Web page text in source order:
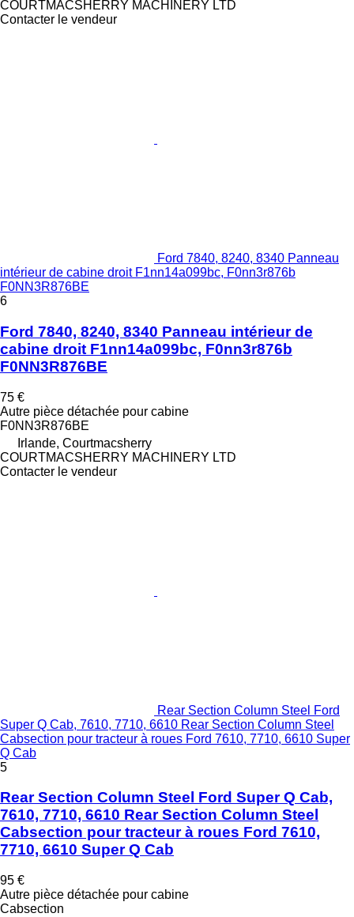
COURTMACSHERRY MACHINERY LTD
Contacter le vendeur
Ford 7840, 8240, 8340 Panneau
intérieur de cabine droit F1nn14a099bc, F0nn3r876b
F0NN3R876BE
6
Ford 7840, 8240, 8340 Panneau intérieur de
cabine droit F1nn14a099bc, F0nn3r876b
F0NN3R876BE
75 €
Autre pièce détachée pour cabine
F0NN3R876BE
Irlande, Courtmacsherry
COURTMACSHERRY MACHINERY LTD
Contacter le vendeur
Rear Section Column Steel Ford
Super Q Cab, 7610, 7710, 6610 Rear Section Column Steel
Cabsection pour tracteur à roues Ford 7610, 7710, 6610 Super
Q Cab
5
Rear Section Column Steel Ford Super Q Cab,
7610, 7710, 6610 Rear Section Column Steel
Cabsection pour tracteur à roues Ford 7610,
7710, 6610 Super Q Cab
95 €
Autre pièce détachée pour cabine
Cabsection